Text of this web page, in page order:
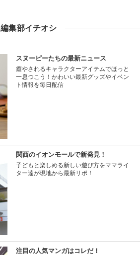
編集部イチオシ
スヌーピーたちの最新ニュース
癒やされるキャラクターアイテムでほっと
一息つこう！かわいい最新グッズやイベン
ト情報を毎日配信
関西のイオンモールで新発見！
子どもと楽しめる新しい遊び方をママライ
ター達が現地から最新リポ！
注目の人気マンガはコレだ！